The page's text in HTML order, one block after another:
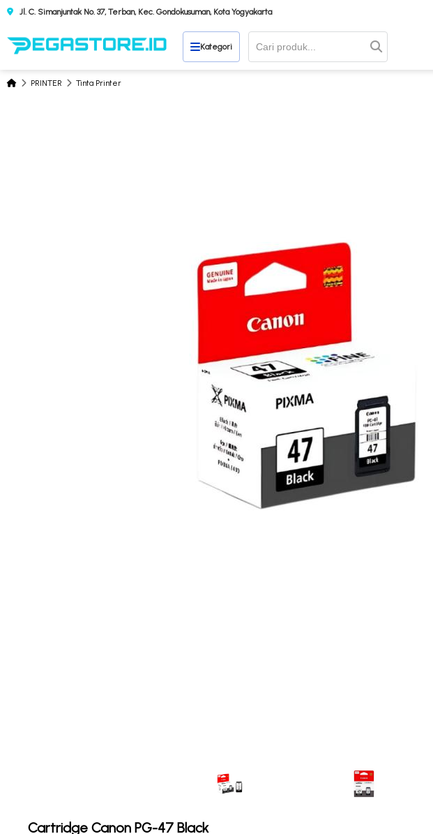
Jl. C. Simanjuntak No. 37, Terban, Kec. Gondokusuman, Kota Yogyakarta
Kategori
PRINTER Tinta Printer
Cartridge Canon PG-47 Black